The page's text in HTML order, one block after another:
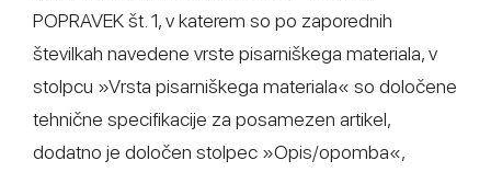
POPRAVEK št. 1, v katerem so po zaporednih
številkah navedene vrste pisarniškega materiala, v
stolpcu »Vrsta pisarniškega materiala« so določene
tehnične specifikacije za posamezen artikel,
dodatno je določen stolpec »Opis/opomba«,